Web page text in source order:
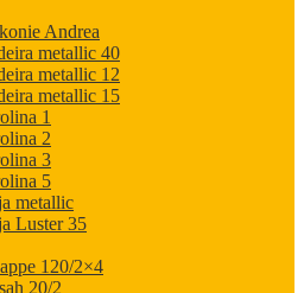
Andrea
metallic 40
metallic 12
metallic 15
1
2
3
5
metallic
Luster 35
120/2×4
20/2